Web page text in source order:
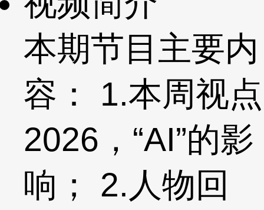
本期节目主要内
容： 1.本周视点
2026，“AI”的影
响； 2.人物回